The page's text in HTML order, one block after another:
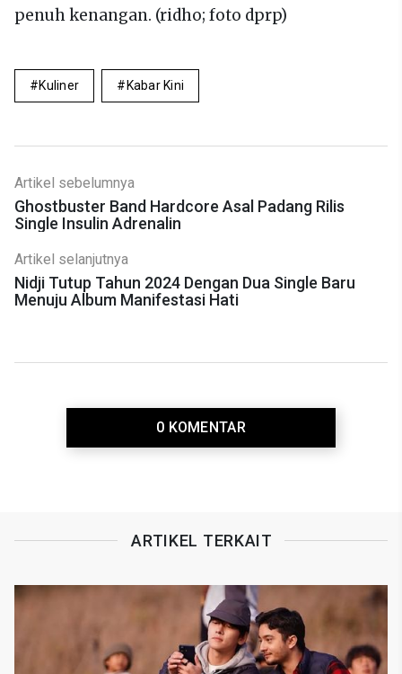
penuh kenangan. (ridho; foto dprp)
Kuliner Kabar Kini
Artikel sebelumnya
Ghostbuster Band Hardcore Asal Padang Rilis
Single Insulin Adrenalin
Artikel selanjutnya
Nidji Tutup Tahun 2024 Dengan Dua Single Baru
Menuju Album Manifestasi Hati
0 KOMENTAR
ARTIKEL TERKAIT